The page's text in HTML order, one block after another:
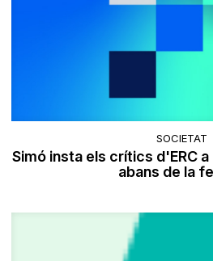
SOCIETAT
Simó insta els crítics d'ERC
abans de la